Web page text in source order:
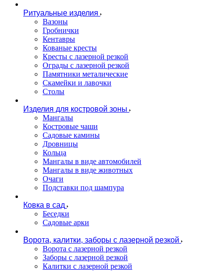
Ритуальные изделия
Вазоны
Гробнички
Кентавры
Кованые кресты
Кресты с лазерной резкой
Ограды с лазерной резкой
Памятники металические
Скамейки и лавочки
Столы
Изделия для костровой зоны
Мангалы
Костровые чаши
Садовые камины
Дровницы
Кольца
Мангалы в виде автомобилей
Мангалы в виде животных
Очаги
Подставки под шампура
Ковка в сад
Беседки
Садовые арки
Ворота, калитки, заборы с лазерной резкой
Ворота с лазерной резкой
Заборы с лазерной резкой
Калитки с лазерной резкой